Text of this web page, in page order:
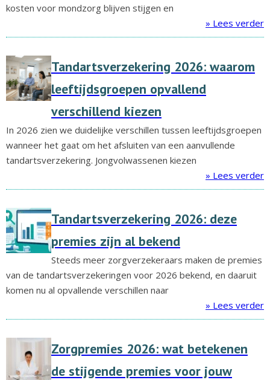
kosten voor mondzorg blijven stijgen en
» Lees verder
Tandartsverzekering 2026: waarom
leeftijdsgroepen opvallend
verschillend kiezen
In 2026 zien we duidelijke verschillen tussen leeftijdsgroepen
wanneer het gaat om het afsluiten van een aanvullende
tandartsverzekering. Jongvolwassenen kiezen
» Lees verder
Tandartsverzekering 2026: deze
premies zijn al bekend
Steeds meer zorgverzekeraars maken de premies
van de tandartsverzekeringen voor 2026 bekend, en daaruit
komen nu al opvallende verschillen naar
» Lees verder
Zorgpremies 2026: wat betekenen
de stijgende premies voor jouw